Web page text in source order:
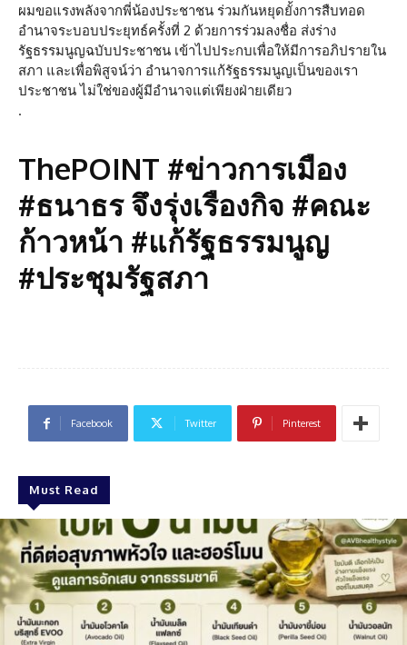
ผมขอแรงพลังจากพี่น้องประชาชน ร่วมกันหยุดยั้งการสืบทอด
อำนาจระบอบประยุทธ์ครั้งที่ 2 ด้วยการร่วมลงชื่อ ส่งร่าง
รัฐธรรมนูญฉบับประชาชน เข้าไปประกบเพื่อให้มีการอภิปรายใน
สภา และเพื่อพิสูจน์ว่า อำนาจการแก้รัฐธรรมนูญเป็นของเรา
ประชาชน ไม่ใช่ของผู้มีอำนาจแต่เพียงฝ่ายเดียว
.
ThePOINT #ข่าวการเมือง
#ธนาธร จึงรุ่งเรืองกิจ #คณะ
ก้าวหน้า #แก้รัฐธรรมนูญ
#ประชุมรัฐสภา
Facebook Twitter Pinterest
Must Read